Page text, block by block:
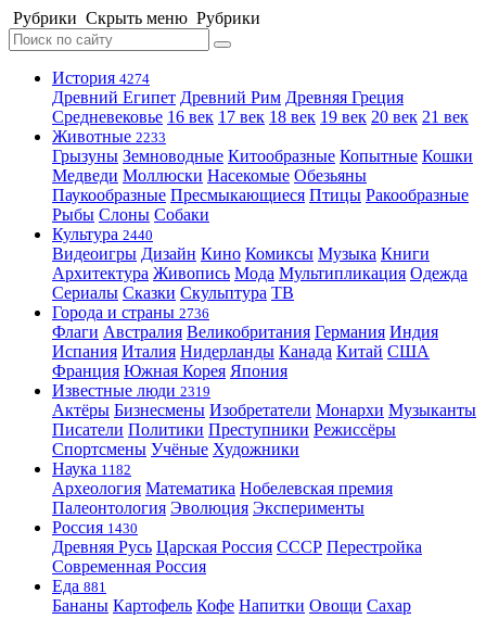
Рубрики Скрыть меню Рубрики
История 4274
Древний Египет Древний Рим Древняя Греция
Средневековье 16 век 17 век 18 век 19 век 20 век 21 век
Животные 2233
Грызуны Земноводные Китообразные Копытные Кошки
Медведи Моллюски Насекомые Обезьяны
Паукообразные Пресмыкающиеся Птицы Ракообразные
Рыбы Слоны Собаки
Культура 2440
Видеоигры Дизайн Кино Комиксы Музыка Книги
Архитектура Живопись Мода Мультипликация Одежда
Сериалы Сказки Скульптура ТВ
Города и страны 2736
Флаги Австралия Великобритания Германия Индия
Испания Италия Нидерланды Канада Китай США
Франция Южная Корея Япония
Известные люди 2319
Актёры Бизнесмены Изобретатели Монархи Музыканты
Писатели Политики Преступники Режиссёры
Спортсмены Учёные Художники
Наука 1182
Археология Математика Нобелевская премия
Палеонтология Эволюция Эксперименты
Россия 1430
Древняя Русь Царская Россия СССР Перестройка
Современная Россия
Еда 881
Бананы Картофель Кофе Напитки Овощи Сахар